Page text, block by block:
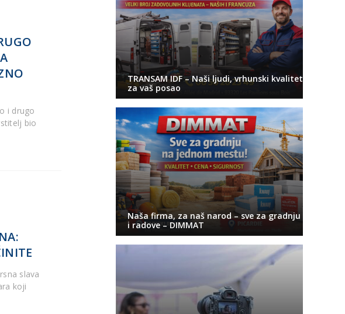
i drugo
bio
slava
koji
TRANSAM IDF – Naši ljudi, vrhunski kvalitet
za vaš posao
Naša firma, za naš narod – sve za gradnju
i radove – DIMMAT